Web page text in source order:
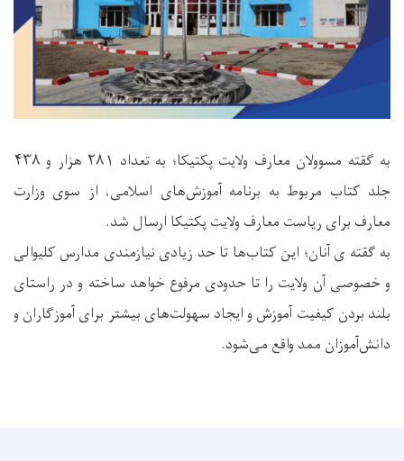
به گقته مسوولان معارف ولایت پکتیکا؛ به تعداد ۲۸۱ هزار و ۴۳۸
جلد کتاب مربوط به برنامه آموزش‌های اسلامی، از سوی وزارت
معارف برای ریاست معارف ولایت پکتیکا ارسال شد.
به گقته ی آنان؛ این کتاب‌ها تا حد زیادی نیازمندی مدارس کلیوالی
و خصوصی آن ولایت را تا حدودی مرفوع خواهد ساخته و در راستای
بلند بردن کیفیت آموزش و ایجاد سهولت‌های بیشتر برای آموزگاران و
دانش‌آموزان ممد واقع می‌شود.